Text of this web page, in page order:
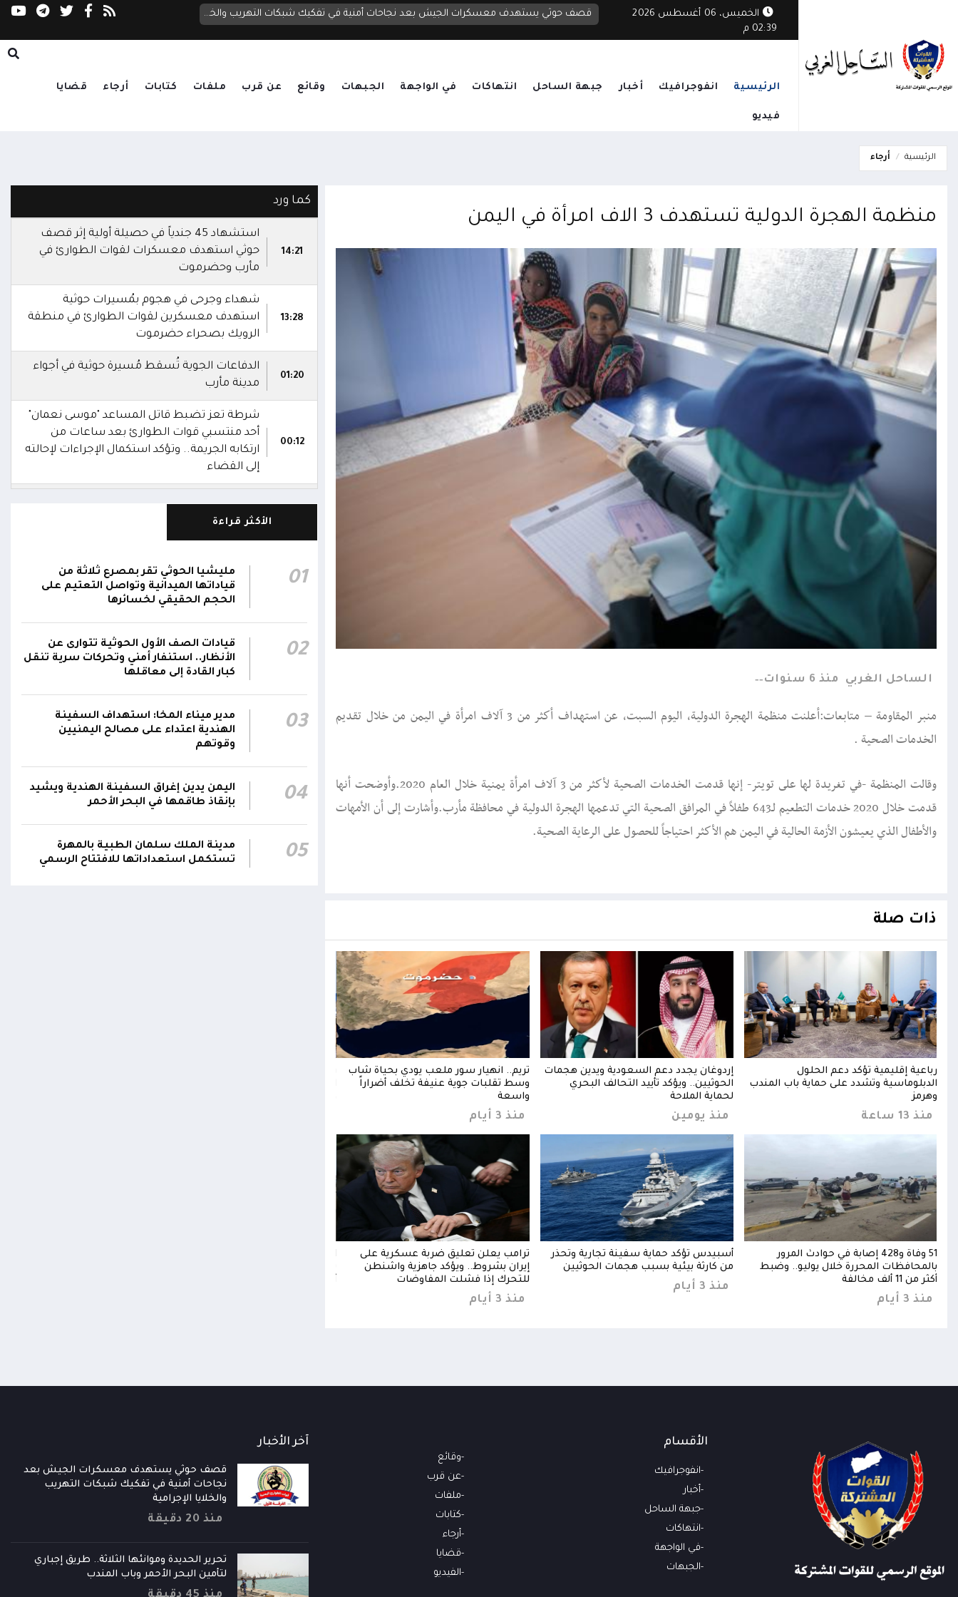
الخميس، 06 أغسطس 2026
02:39 م
قصف حوثي يستهدف معسكرات الجيش بعد نجاحات أمنية في تفكيك شبكات التهريب والخلايا الإجرامية حملة حوثية واسعة لابتزاز مزارعي المراوعة
الرئيسية انفوجرافيك أخبار جبهة الساحل انتهاكات في الواجهة الجبهات وقائع عن قرب ملفات كتابات أرجاء قضايا
فيديو
الرئيسية أرجاء
منظمة الهجرة الدولية تستهدف 3 الاف امرأة في اليمن
الساحل الغربي منذ 6 سنوات
منبر المقاومة – متابعات:أعلنت منظمة الهجرة الدولية، اليوم السبت، عن استهداف أكثر من 3 آلاف امرأة في اليمن من خلال تقديم
الخدمات الصحية .
وقالت المنظمة -في تغريدة لها على تويتر- إنها قدمت الخدمات الصحية لأكثر من 3 آلاف امرأة يمنية خلال العام 2020.وأوضحت أنها
قدمت خلال 2020 خدمات التطعيم لـ643 طفلاً في المرافق الصحية التي تدعمها الهجرة الدولية في محافظة مأرب.وأشارت إلى أن الأمهات
والأطفال الذي يعيشون الأزمة الحالية في اليمن هم الأكثر احتياجاً للحصول على الرعاية الصحية.
ذات صلة
رباعية إقليمية تؤكد دعم الحلول
الدبلوماسية وتشدد على حماية باب المندب
وهرمز
منذ 13 ساعة
إردوغان يجدد دعم السعودية ويدين هجمات
الحوثيين.. ويؤكد تأييد التحالف البحري
لحماية الملاحة
منذ يومين
تريم.. انهيار سور ملعب يودي بحياة شاب
وسط تقلبات جوية عنيفة تخلف أضراراً
واسعة
منذ 3 أيام
51 وفاة و428 إصابة في حوادث المرور
بالمحافظات المحررة خلال يوليو.. وضبط
أكثر من 11 ألف مخالفة
منذ 3 أيام
أسبيدس تؤكد حماية سفينة تجارية وتحذر
من كارثة بيئية بسبب هجمات الحوثيين
منذ 3 أيام
ترامب يعلن تعليق ضربة عسكرية على
إيران بشروط.. ويؤكد جاهزية واشنطن
للتحرك إذا فشلت المفاوضات
منذ 3 أيام
كما ورد
14:21
استشهاد 45 جندياً في حصيلة أولية إثر قصف
حوثي استهدف معسكرات لقوات الطوارئ في
مأرب وحضرموت
13:28
شهداء وجرحى في هجوم بمُسيرات حوثية
استهدف معسكرين لقوات الطوارئ في منطقة
الرويك بصحراء حضرموت
01:20
الدفاعات الجوية تُسقط مُسيرة حوثية في أجواء
مدينة مأرب
00:12
شرطة تعز تضبط قاتل المساعد "موسى نعمان"
أحد منتسبي قوات الطوارئ بعد ساعات من
ارتكابه الجريمة.. وتؤكد استكمال الإجراءات لإحالته
إلى القضاء
22:01
الحوثيون يزعمون استهداف ثاني ناقلة نفط
سعودية خلال 24 ساعة بصاروخ باليستي في خليج
21:45
الانتهاء وإمدادات الغاز ستعود تدريجياً لتغطية
احتياجات كافة المحافظات
21:18
رئيس مجلس القيادة يُصدر قراراً بتعيين يحيى
محمد كزمان وكيلاً لقطاع الأمن الداخلي، وأحمد
سعد السقطري وكيلاً لقطاع الأمن الخارجي؛ في
الجهاز المركزي لأمن الدولة
الأكثر قراءة
01
مليشيا الحوثي تقر بمصرع ثلاثة من
قياداتها الميدانية وتواصل التعتيم على
الحجم الحقيقي لخسائرها
02
قيادات الصف الأول الحوثية تتوارى عن
الأنظار.. استنفار أمني وتحركات سرية تنقل
كبار القادة إلى معاقلها
03
مدير ميناء المخا: استهداف السفينة
الهندية اعتداء على مصالح اليمنيين
وقوتهم
04
اليمن يدين إغراق السفينة الهندية ويشيد
بإنقاذ طاقمها في البحر الأحمر
05
مدينة الملك سلمان الطبية بالمهرة
تستكمل استعداداتها للافتتاح الرسمي
الأقسام
انفوجرافيك
أخبار
جبهة الساحل
انتهاكات
في الواجهة
الجبهات
وقائع
عن قرب
ملفات
كتابات
أرجاء
قضايا
الفيديو
آخر الأخبار
قصف حوثي يستهدف معسكرات الجيش بعد
نجاحات أمنية في تفكيك شبكات التهريب
والخلايا الإجرامية
منذ 20 دقيقة
تحرير الحديدة وموانئها الثلاثة.. طريق إجباري
لتأمين البحر الأحمر وباب المندب